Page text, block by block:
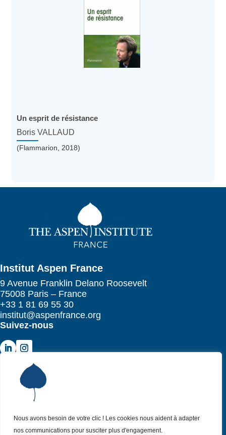
Nous avons besoin de votre clic ! Les cookies nous aident à adapter
nos communications pour susciter plus d'engagement.
Un esprit de résistance
Boris VALLAUD
(Flammarion, 2018)
Institut Aspen France
9 Avenue Franklin Delano Roosevelt
75008 Paris – France
+33 1 81 69 55 30
institut@aspenfrance.org
Suivez-nous
Institut Aspen France
Qui sommes-nous ?
Nos actualités